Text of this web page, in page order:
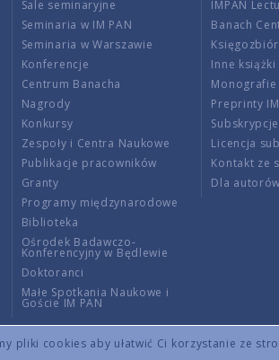
pliki cookies aby ułatwić Ci korzystanie ze
Sale seminaryjne
Seminaria w IM PAN
Seminaria w Warszawie
Konferencje
Centrum Banacha
Nagrody
Konkursy
Zespoły i Centra Naukowe
Publikacje pracowników
Granty
Programy międzynarodowe
Biblioteka
Ośrodek Badawczo-
Konferencyjny w Będlewie
Doktoranci
Małe Spotkania Naukowe i
Goście IM PAN
IMPAN
Banach
Inne książki
Monografie
Preprinty
Subskrypcje
Licencja
Kontakt ze
Dla autorów